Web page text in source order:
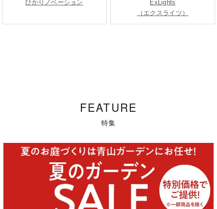
ひかりノベーション
ExLights
（エクスライツ）
FEATURE
特集